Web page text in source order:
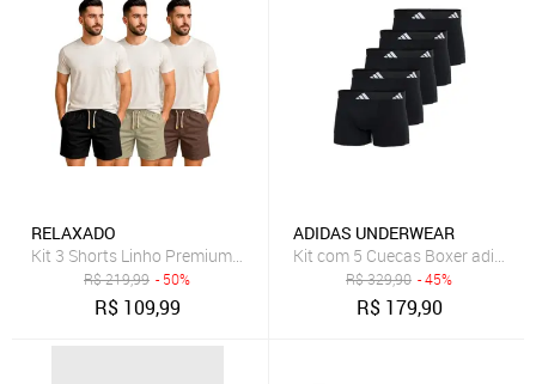
RELAXADO
Kit 3 Shorts Linho Premium Relaxado Bermuda Masculina
R$219,99 - 50%
R$ 109,99
ADIDAS UNDERWEAR
Kit com 5 Cuecas Boxer adidas
R$329,90 - 45%
R$ 179,90